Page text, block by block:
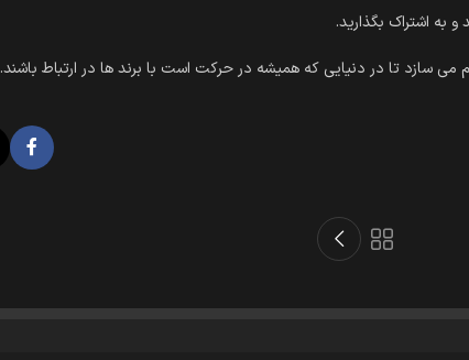
به اشتراک بگذارید.
می سازد تا در دنیایی که همیشه در حرکت است با برند ها در ارتباط باشند.